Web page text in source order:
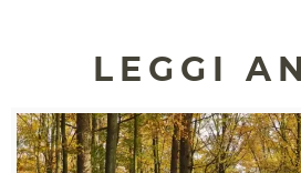
LEGGI